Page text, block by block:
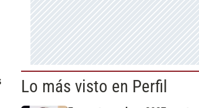
Lo más visto en Perfil